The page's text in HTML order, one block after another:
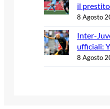
il
8 Agosto
Inter-
ufficiali:
8 Agosto